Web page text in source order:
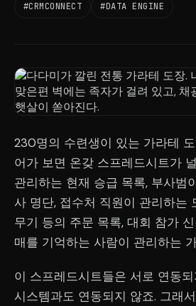
#CRMCONNECT #DATA ENGINE
230명의 수련생이 있는 가라테
어가 보면 온갖 스프레드시트가
관리하는 현재 승급 목록, 부사범
사 명단, 접수처 직원이 관리하는
무기 등의 주문 목록, 대회 참가
매를 기억하는 사람이 관리하는
이 스프레드시트들은 서로 연동
시스템과도 연동되지 않죠. 그래